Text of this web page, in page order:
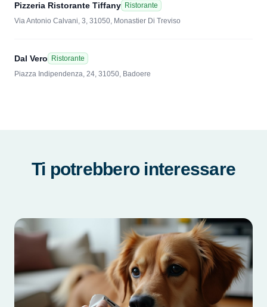
Pizzeria Ristorante Tiffany Ristorante
Via Antonio Calvani, 3, 31050, Monastier Di Treviso
Dal Vero
Ristorante
Piazza Indipendenza, 24, 31050, Badoere
Ti potrebbero interessare